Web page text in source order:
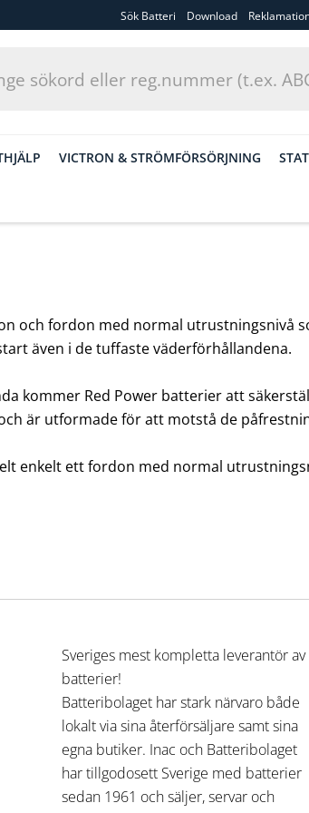
Sök Batteri Download
VICTRON & STRÖMFÖRSÖRJNING
och fordon med normal utrustningsnivå
även i de tuffaste väderförhållandena.
kommer Red Power batterier att
är utformade för att motstå de
enkelt ett fordon med normal
Sveriges mest kompletta leverantör av
batterier!
Batteribolaget har stark närvaro både
lokalt via sina återförsäljare samt sina
egna butiker. Inac och Batteribolaget
har tillgodosett Sverige med batterier
sedan 1961 och säljer, servar och